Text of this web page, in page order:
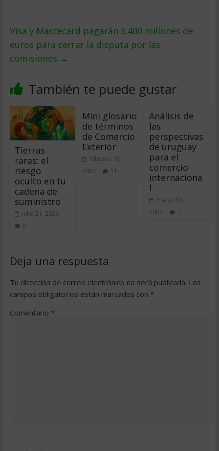
Visa y Mastecard pagarán 5.400 millones de
euros para cerrar la disputa por las
comisiones →
También te puede gustar
Tierras
raras: el
riesgo
oculto en tu
cadena de
suministro
julio 21, 2026
0
Mini glosario
de términos
de Comercio
Exterior
febrero 19,
2003
11
Análisis de
las
perspectivas
de uruguay
para el
comercio
internaciona
l
marzo 13,
2007
1
Deja una respuesta
Tu dirección de correo electrónico no será publicada. Los
campos obligatorios están marcados con *
Comentario *